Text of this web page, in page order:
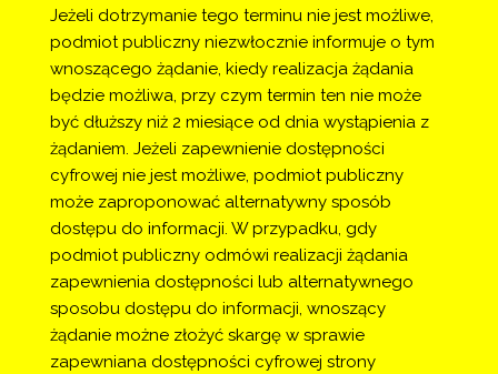
Jeżeli dotrzymanie tego terminu nie jest możliwe,
podmiot publiczny niezwłocznie informuje o tym
wnoszącego żądanie, kiedy realizacja żądania
będzie możliwa, przy czym termin ten nie może
być dłuższy niż 2 miesiące od dnia wystąpienia z
żądaniem. Jeżeli zapewnienie dostępności
cyfrowej nie jest możliwe, podmiot publiczny
może zaproponować alternatywny sposób
dostępu do informacji. W przypadku, gdy
podmiot publiczny odmówi realizacji żądania
zapewnienia dostępności lub alternatywnego
sposobu dostępu do informacji, wnoszący
żądanie możne złożyć skargę w sprawie
zapewniana dostępności cyfrowej strony